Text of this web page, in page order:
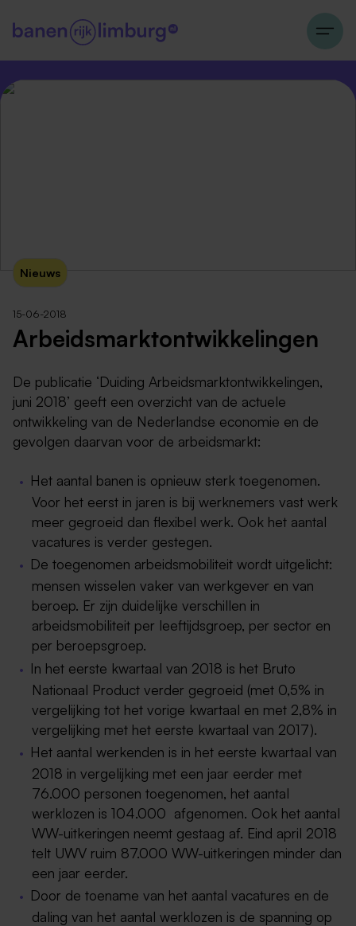
Nieuws
15-06-2018
Arbeidsmarktontwikkelingen
De publicatie ‘Duiding Arbeidsmarktontwikkelingen,
juni 2018’ geeft een overzicht van de actuele
ontwikkeling van de Nederlandse economie en de
gevolgen daarvan voor de arbeidsmarkt:
Het aantal banen is opnieuw sterk toegenomen.
Voor het eerst in jaren is bij werknemers vast werk
meer gegroeid dan flexibel werk. Ook het aantal
vacatures is verder gestegen.
De toegenomen arbeidsmobiliteit wordt uitgelicht:
mensen wisselen vaker van werkgever en van
beroep. Er zijn duidelijke verschillen in
arbeidsmobiliteit per leeftijdsgroep, per sector en
per beroepsgroep.
In het eerste kwartaal van 2018 is het Bruto
Nationaal Product verder gegroeid (met 0,5% in
vergelijking tot het vorige kwartaal en met 2,8% in
vergelijking met het eerste kwartaal van 2017).
Het aantal werkenden is in het eerste kwartaal van
2018 in vergelijking met een jaar eerder met
76.000 personen toegenomen, het aantal
werklozen is 104.000 afgenomen. Ook het aantal
WW-uitkeringen neemt gestaag af. Eind april 2018
telt UWV ruim 87.000 WW-uitkeringen minder dan
een jaar eerder.
Door de toename van het aantal vacatures en de
daling van het aantal werklozen is de spanning op